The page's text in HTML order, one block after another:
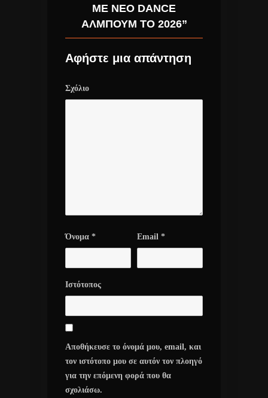
ΜΕ ΝΈΟ DANCE
ΆΛΜΠΟΥΜ ΤΟ 2026”
Αφήστε μια απάντηση
Σχόλιο
Όνομα * Email *
Ιστότοπος
Αποθήκευσε το όνομά μου, email, και
τον ιστότοπο μου σε αυτόν τον πλοηγό
για την επόμενη φορά που θα
σχολιάσω.